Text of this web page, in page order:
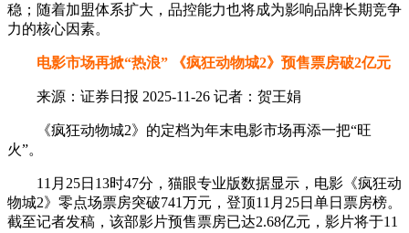
稳；随着加盟体系扩大，品控能力也将成为影响品牌长期竞争
力的核心因素。
电影市场再掀“热浪” 《疯狂动物城2》预售票房破2亿元
来源：证券日报 2025-11-26 记者：贺王娟
《疯狂动物城2》的定档为年末电影市场再添一把“旺
火”。
11月25日13时47分，猫眼专业版数据显示，电影《疯狂动
物城2》零点场票房突破741万元，登顶11月25日单日票房榜。
截至记者发稿，该部影片预售票房已达2.68亿元，影片将于11